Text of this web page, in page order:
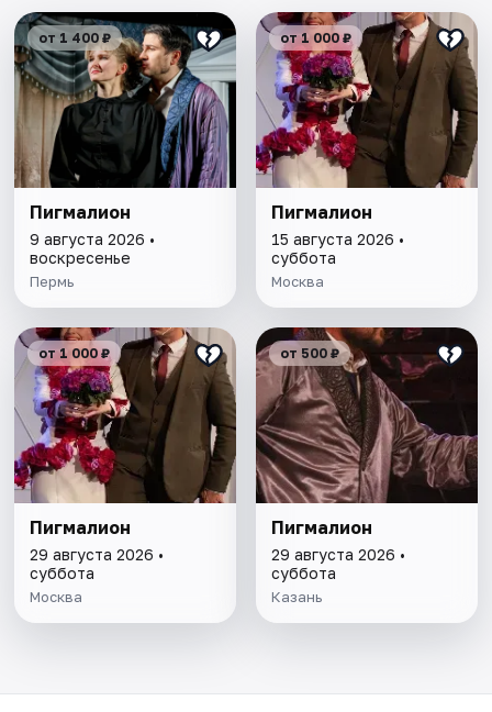
от 1 400 ₽
Пигмалион
9 августа 2026 •
воскресенье
Пермь
от 1 000 ₽
Пигмалион
15 августа 2026 •
суббота
Москва
от 1 000 ₽
Пигмалион
29 августа 2026 •
суббота
Москва
от 500 ₽
Пигмалион
29 августа 2026 •
суббота
Казань